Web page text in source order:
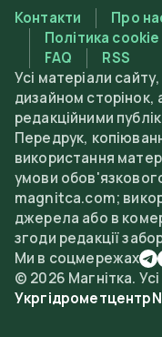
Контакти Про
Політика cookie
FAQ
RSS
Усі матеріали
дизайном сторінок,
редакційними
Передрук,
використання
умови
magnitca.com;
джерела або в
згоди редакції
Ми в соцмережах
© 2026 Магнітка.
Укргідрометцентр